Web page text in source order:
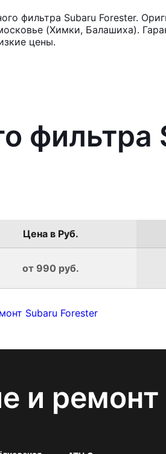
фильтра Subaru Forester.
(Химки, Балашиха).
цены.
фильтра
Цена в Руб.
от 990 руб.
Subaru Forester
и ремонт